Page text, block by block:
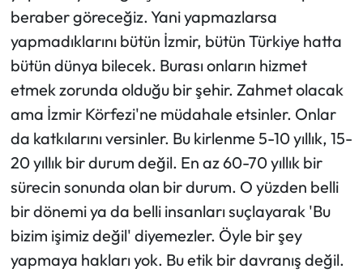
beraber göreceğiz. Yani yapmazlarsa
yapmadıklarını bütün İzmir, bütün Türkiye hatta
bütün dünya bilecek. Burası onların hizmet
etmek zorunda olduğu bir şehir. Zahmet olacak
ama İzmir Körfezi'ne müdahale etsinler. Onlar
da katkılarını versinler. Bu kirlenme 5-10 yıllık, 15-
20 yıllık bir durum değil. En az 60-70 yıllık bir
sürecin sonunda olan bir durum. O yüzden belli
bir dönemi ya da belli insanları suçlayarak 'Bu
bizim işimiz değil' diyemezler. Öyle bir şey
yapmaya hakları yok. Bu etik bir davranış değil.